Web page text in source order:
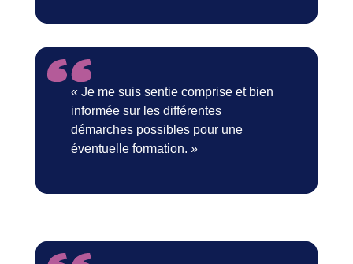
« Je me suis sentie comprise et bien
informée sur les différentes
démarches possibles pour une
éventuelle formation. »